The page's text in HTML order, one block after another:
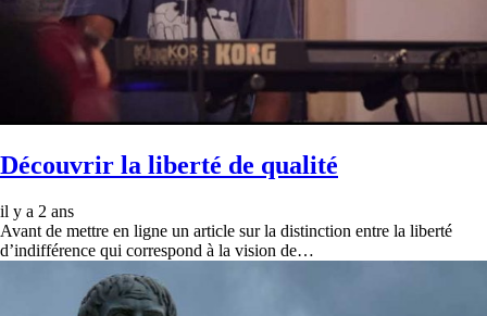
Découvrir la liberté de qualité
il y a 2 ans
Avant de mettre en ligne un article sur la distinction entre la liberté
d’indifférence qui correspond à la vision de…